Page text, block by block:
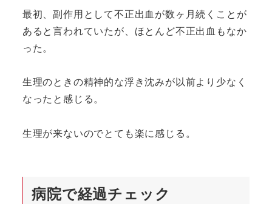
最初、副作用として不正出血が数ヶ月続くことが
あると言われていたが、ほとんど不正出血もなか
った。
生理のときの精神的な浮き沈みが以前より少なく
なったと感じる。
生理が来ないのでとても楽に感じる。
病院で経過チェック